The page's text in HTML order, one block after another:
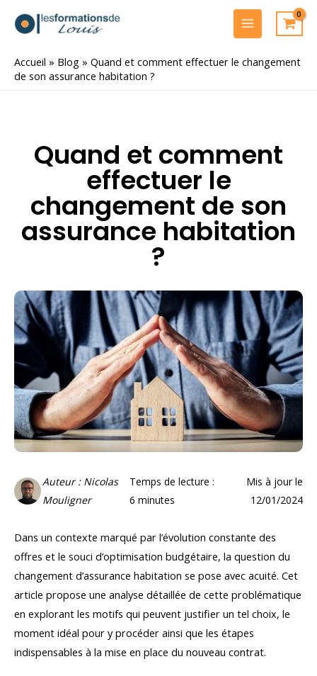
MAIN
MENU
Accueil » Blog » Quand et comment effectuer le changement
de son assurance habitation ?
Quand et comment
effectuer le
changement de son
assurance habitation
?
Auteur : Nicolas
Mouligner
Temps de lecture :
6 minutes
Mis à jour le
12/01/2024
Dans un contexte marqué par l’évolution constante des
offres et le souci d’optimisation budgétaire, la question du
changement d’assurance habitation se pose avec acuité. Cet
article propose une analyse détaillée de cette problématique
en explorant les motifs qui peuvent justifier un tel choix, le
moment idéal pour y procéder ainsi que les étapes
indispensables à la mise en place du nouveau contrat.